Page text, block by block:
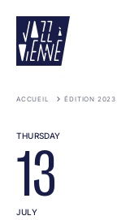
main
content
ACCUEIL ÉDITION 2023
THURSDAY
13
JULY